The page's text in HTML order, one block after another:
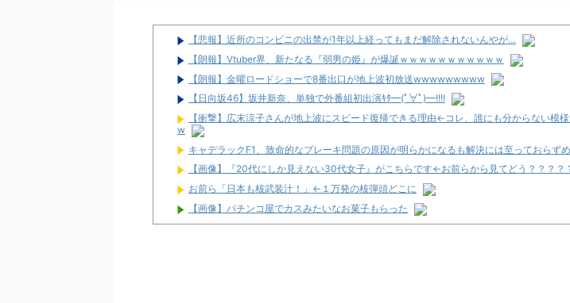
【悲報】近所のコンビニの出禁が1年以上経ってもまだ解除されないんやが…
【朗報】Vtuber界、新たなる『弱男の姫』が爆誕ｗｗｗｗｗｗｗｗｗｗｗ
【朗報】金曜ロードショーで8番出口が地上波初放送wwwwwwwww
【日向坂46】坂井新奈、単独で外番組初出演ｷﾀ━(ﾟ∀ﾟ)━!!!!
【衝撃】広末涼子さんが地上波にスピード復帰できる理由←コレ、誰にも分からない模
w
キャデラックF1、致命的なブレーキ問題の原因が明らかになるも解決には至っておらず
【画像】『20代にしか見えない30代女子』がこちらです←お前らから見てどう？？？？
お前ら「日本も核武装汁！」←１万発の核弾頭どこに
【画像】パチンコ屋でカスみたいなお菓子もらった
【新台】平和「L転生王女と天才令嬢の魔法革命」公式の機種情報が公開！Wヒロインで